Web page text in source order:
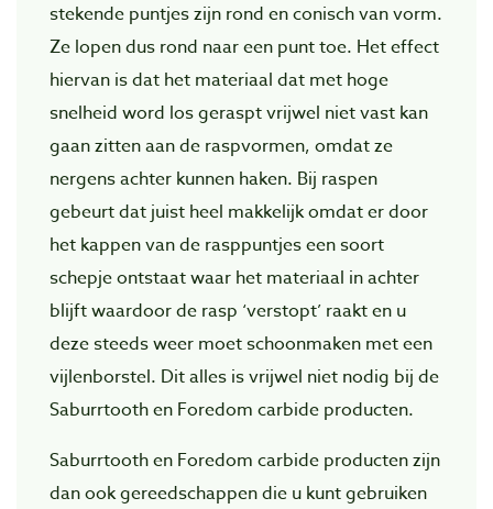
stekende puntjes zijn rond en conisch van vorm.
Ze lopen dus rond naar een punt toe. Het effect
hiervan is dat het materiaal dat met hoge
snelheid word los geraspt vrijwel niet vast kan
gaan zitten aan de raspvormen, omdat ze
nergens achter kunnen haken. Bij raspen
gebeurt dat juist heel makkelijk omdat er door
het kappen van de rasppuntjes een soort
schepje ontstaat waar het materiaal in achter
blijft waardoor de rasp ‘verstopt’ raakt en u
deze steeds weer moet schoonmaken met een
vijlenborstel. Dit alles is vrijwel niet nodig bij de
Saburrtooth en Foredom carbide producten.
Saburrtooth en Foredom carbide producten zijn
dan ook gereedschappen die u kunt gebruiken